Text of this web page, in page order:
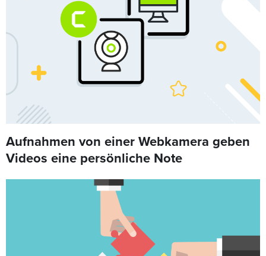
Aufnahmen von einer Webkamera geben
Videos eine persönliche Note